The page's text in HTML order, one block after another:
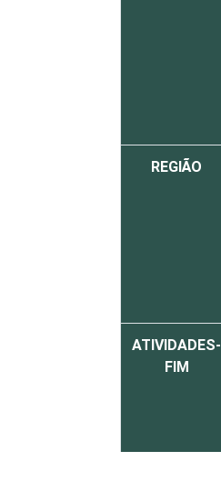
REGIÃO
ATIVIDADES-
FIM